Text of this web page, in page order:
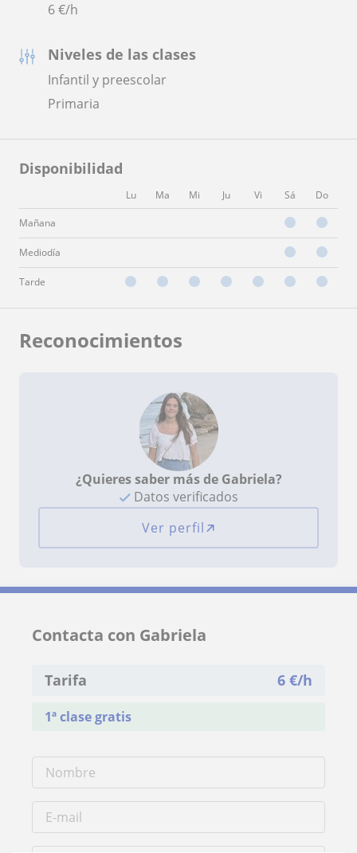
6€/h
Niveles de las clases
Infantil y preescolar
Primaria
Disponibilidad
Lu Ma Mi Ju Vi Sá Do
Mañana
Mediodía
Tarde
Reconocimientos
¿Quieres saber más de Gabriela?
Datos verificados
Ver perfil
Contacta con Gabriela
Tarifa 6 €/h
1ª clase gratis